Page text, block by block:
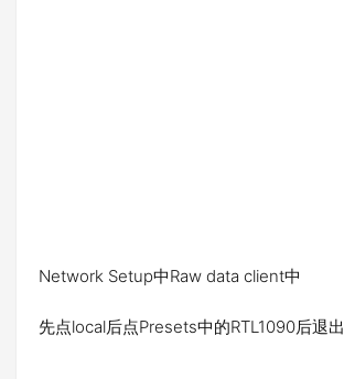
Network Setup中Raw data client中
先点local后点Presets中的RTL1090后退出